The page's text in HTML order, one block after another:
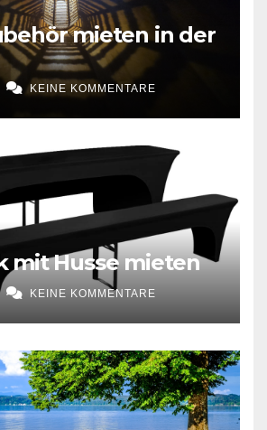
mieten in der
KEINE KOMMENTARE
mit Husse mieten
KEINE KOMMENTARE